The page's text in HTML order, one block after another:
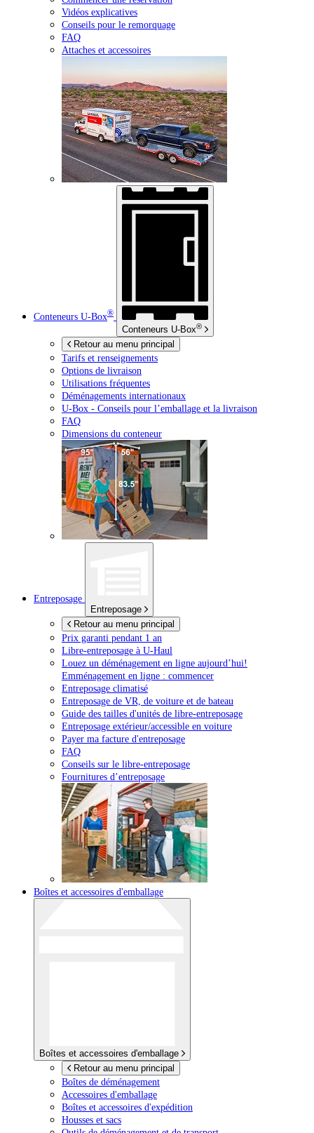
Vidéos explicatives
Conseils pour le remorquage
FAQ
Attaches et accessoires
Conteneurs U-Box®
Conteneurs U-Box®
Retour au menu principal
Tarifs et renseignements
Options de livraison
Utilisations fréquentes
Déménagements internationaux
U-Box - Conseils pour l’emballage et la livraison
FAQ
Dimensions du conteneur
Entreposage
Entreposage
Retour au menu principal
Prix garanti pendant 1 an
Libre-entreposage à U-Haul
Louez un déménagement en ligne aujourd’hui!
Emménagement en ligne : commencer
Entreposage climatisé
Entreposage de VR, de voiture et de bateau
Guide des tailles d'unités de libre-entreposage
Entreposage extérieur/accessible en voiture
Payer ma facture d'entreposage
FAQ
Conseils sur le libre-entreposage
Fournitures d’entreposage
Boîtes et accessoires d'emballage
Boîtes et accessoires d'emballage
Retour au menu principal
Boîtes de déménagement
Accessoires d'emballage
Boîtes et accessoires d'expédition
Housses et sacs